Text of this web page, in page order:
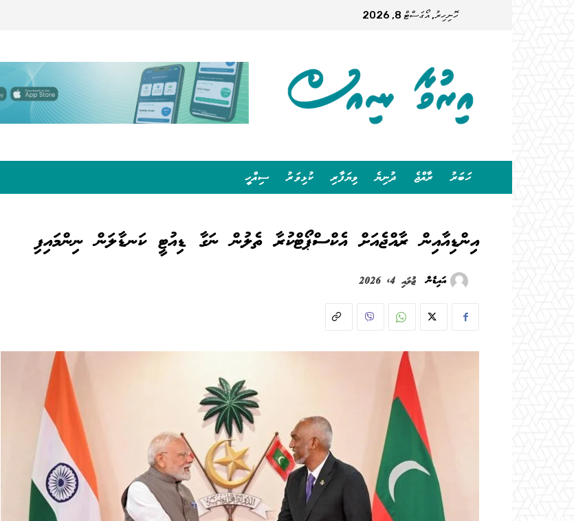
ހޮނިހިރު, އޯގަސްޓް 8, 2026
ހަބަރު ރާއްޖެ ދުނިޔެ ވިޔަފާރި ކުޅިވަރު ސިއްހީ
އިންޑިއާއިން ރާއްޖެއަށް އެކްސްޕޯޓްކުރާ ތެލުން ނަގާ ޑިއުޓީ ކަނޑާލަން ނިންމައިފި
އައިޑެން ޖުލައި 4, 2026